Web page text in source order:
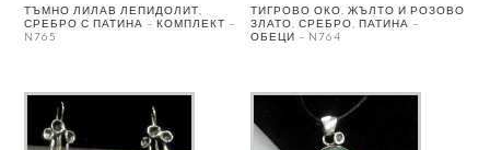
ТЪМНО ЛИЛАВ ЛЕПИДОЛИТ,
СРЕБРО С ПАТИНА – КОМПЛЕКТ –
N765
ТИГРОВО ОКО, ЖЪЛТО И РОЗОВО
ЗЛАТО, СРЕБРО, ПАТИНА –
ОБЕЦИ – N764